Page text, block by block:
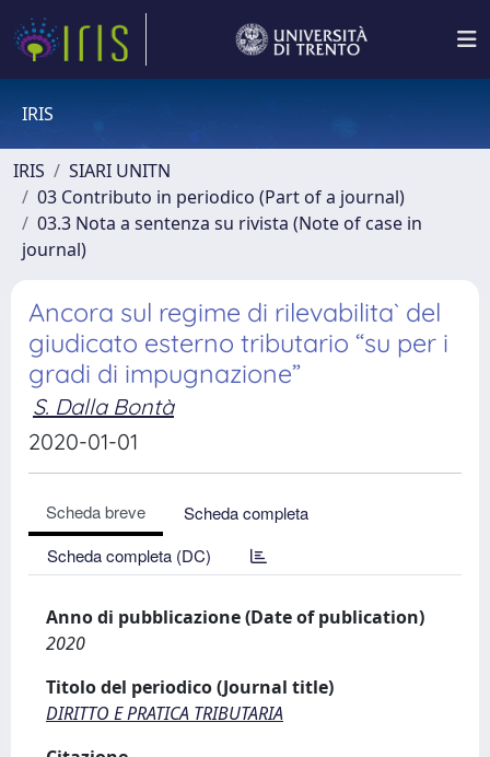
IRIS
IRIS
SIARI UNITN
03 Contributo in periodico (Part of a journal)
03.3 Nota a sentenza su rivista (Note of case in
journal)
Ancora sul regime di rilevabilita` del
giudicato esterno tributario “su per i
gradi di impugnazione”
S. Dalla Bontà
2020-01-01
Scheda breve
Scheda completa
Scheda completa (DC)
Anno di pubblicazione (Date of publication)
2020
Titolo del periodico (Journal title)
DIRITTO E PRATICA TRIBUTARIA